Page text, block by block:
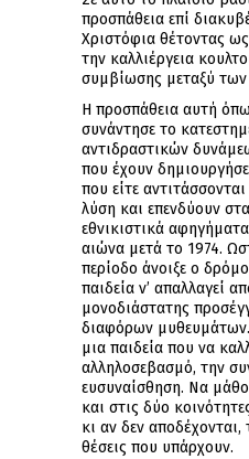
προσπάθεια επί
Χριστόφια θέτοντας
την καλλιέργεια
συμβίωσης μεταξύ
Η προσπάθεια αυτή
συνάντησε το
αντιδραστικών
που έχουν
που είτε
λύση και επενδύουν
εθνικιστικά
αιώνα μετά το 1974.
περίοδο άνοιξε ο
παιδεία ν’ απαλλαγεί
μονοδιάστατης
διαφόρων μυθευμάτων.
μια παιδεία που να
αλληλοσεβασμό, την
ευσυναίσθηση. Να
και στις δύο
κι αν δεν αποδέχονται,
θέσεις που υπάρχουν.